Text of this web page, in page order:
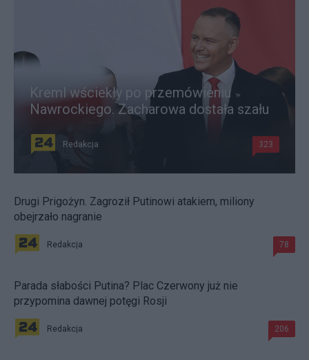
Kreml wściekły po przemówieniu
Nawrockiego. Zacharowa dostała szału
Redakcja 323
Drugi Prigożyn. Zagroził Putinowi atakiem, miliony
obejrzało nagranie
Redakcja 78
Parada słabości Putina? Plac Czerwony już nie
przypomina dawnej potęgi Rosji
Redakcja 206